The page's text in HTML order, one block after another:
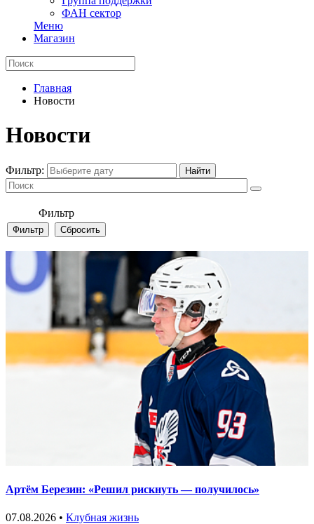
ФАН сектор
Меню
Магазин
Главная
Новости
Новости
Фильтр:
Фильтр
Артём Березин: «Решил рискнуть — получилось»
07.08.2026 • Клубная жизнь